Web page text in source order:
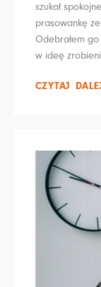
szukał
prasowankę
Odebrałem
w ideę
CZYTAJ